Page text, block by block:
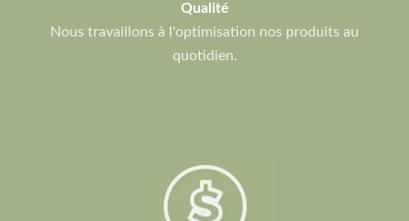
Qualité
Nous travaillons à l'optimisation nos produits au
quotidien.